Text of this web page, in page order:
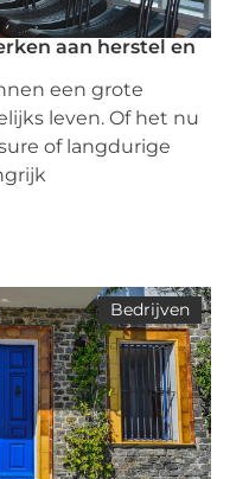
aan herstel en
een grote
leven. Of het nu
of langdurige
Bedrijven